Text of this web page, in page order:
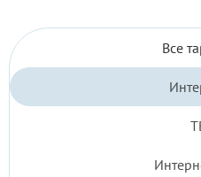
Все
Все
тарифы
2026